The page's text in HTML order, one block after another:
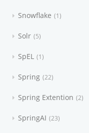
Snowflake 1
Solr 5
SpEL 1
Spring 22
Spring Extention 2
SpringAI 23